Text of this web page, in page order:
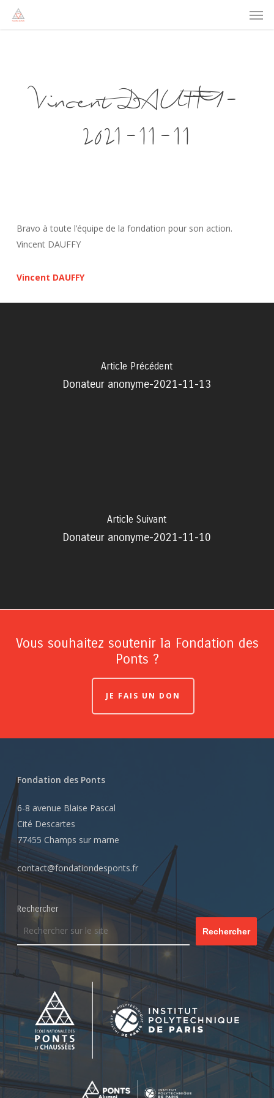
Vincent DAUFFY-
2021-11-11
Bravo à toute l’équipe de la fondation pour son action.
Vincent DAUFFY
Vincent DAUFFY
Article Précédent
Donateur anonyme-2021-11-13
Article Suivant
Donateur anonyme-2021-11-10
Vous souhaitez soutenir la Fondation des
Ponts ?
JE FAIS UN DON
Fondation des Ponts
6-8 avenue Blaise Pascal
Cité Descartes
77455 Champs sur marne
contact@fondationdesponts.fr
Rechercher
Rechercher